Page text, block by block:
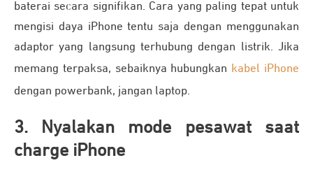
baterai secara signifikan. Cara yang paling tepat untuk
mengisi daya iPhone tentu saja dengan menggunakan
adaptor yang langsung terhubung dengan listrik. Jika
memang terpaksa, sebaiknya hubungkan kabel iPhone
dengan powerbank, jangan laptop.
3. Nyalakan mode pesawat saat
charge iPhone